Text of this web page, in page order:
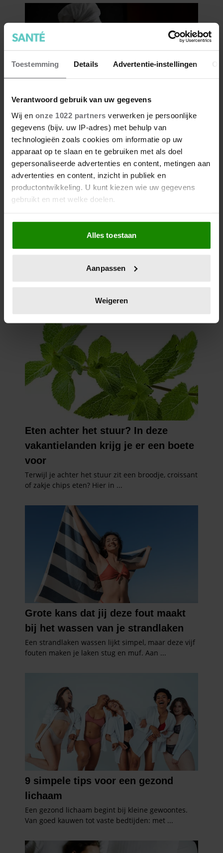
Toestemming Details Advertentie-instellingen
Verantwoord gebruik van uw gegevens
Wij en onze 1022 partners verwerken je persoonlijke
gegevens (bijv. uw IP-adres) met behulp van
technologieën zoals cookies om informatie op uw
apparaat op te slaan en te gebruiken met als doel
gepersonaliseerde advertenties en content, metingen aan
advertenties en content, inzicht in publiek en
productontwikkeling. U kunt kiezen wie uw gegevens
gebruikt en met welke doelen.
Als u het toestaat, willen we ook graag:
Informatie verzamelen over uw geografische
locatie, die tot een paar meter nauwkeurig kan zijn
scannen op specifieke eigenschappen (fingerprinting)
verwerkt en stel uw voorkeuren in het
intrekken in de Cookieverklaring.
We gebruiken cookies om content en advertenties te
personaliseren, om functies voor social media te bieden
en om ons websiteverkeer te analyseren. Ook delen we
informatie over uw gebruik van onze site met onze
partners voor social media, adverteren en analyse. Deze
partners kunnen deze gegevens combineren met andere
informatie die u aan ze heeft verstrekt of die ze hebben
verzameld op basis van uw gebruik van hun services. U
gaat akkoord met onze cookies als u onze website blijft
Alles toestaan
Aanpassen
Weigeren